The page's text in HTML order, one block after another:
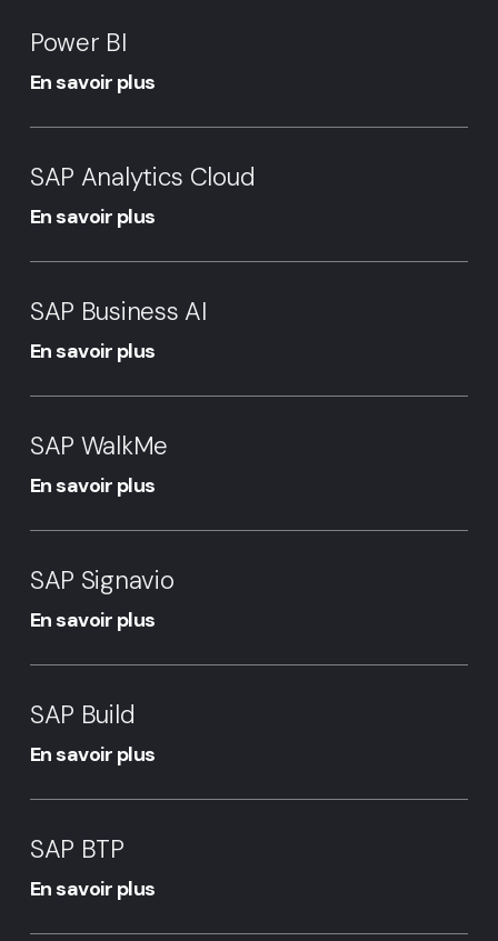
BI
Power BI
En savoir plus
Analytics
Cloud
SAP Analytics Cloud
En savoir plus
Business
AI
SAP Business AI
En savoir plus
WalkMe
SAP WalkMe
En savoir plus
Signavio
SAP Signavio
En savoir plus
Build
SAP Build
En savoir plus
BTP
SAP BTP
En savoir plus